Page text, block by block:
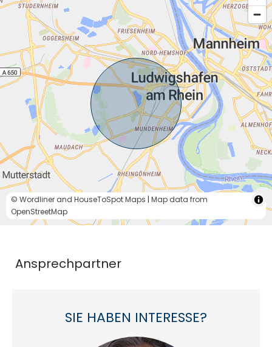
© Wordliner and HouseToSpot Maps | Map data from
OpenStreetMap
Ansprechpartner
SIE HABEN INTERESSE?